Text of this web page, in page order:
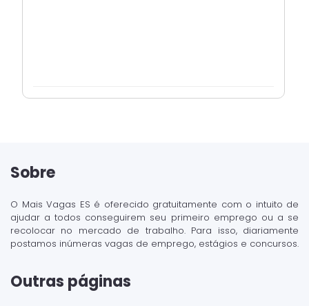
Sobre
O Mais Vagas ES é oferecido gratuitamente com o intuito de
ajudar a todos conseguirem seu primeiro emprego ou a se
recolocar no mercado de trabalho. Para isso, diariamente
postamos inúmeras vagas de emprego, estágios e concursos.
Outras páginas